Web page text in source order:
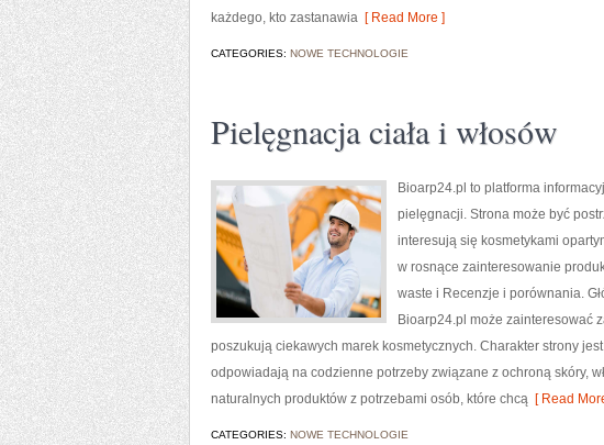
każdego, kto zastanawia [ Read More ]
CATEGORIES: NOWE TECHNOLOGIE
Pielęgnacja ciała i włosów
Bioarp24.pl to platforma
pielęgnacji. Strona może być
interesują się kosmetykami
w rosnące zainteresowanie
waste i Recenzje i porównania.
Bioarp24.pl może zainteresować
poszukują ciekawych marek kosmetycznych. Charakter strony
odpowiadają na codzienne potrzeby związane z ochroną skóry,
naturalnych produktów z potrzebami osób, które chcą [ Read
CATEGORIES: NOWE TECHNOLOGIE